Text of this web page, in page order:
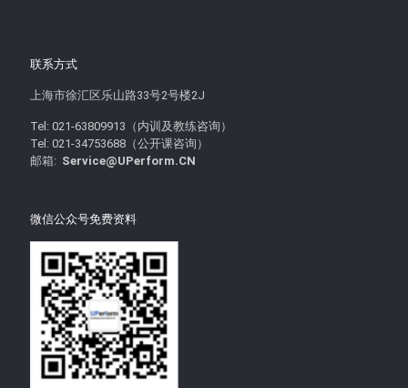
联系方式
上海市徐汇区乐山路33号2号楼2J
Tel: 021-63809913（内训及教练咨询）
Tel: 021-34753688（公开课咨询）
邮箱: Service@UPerform.CN
微信公众号免费资料